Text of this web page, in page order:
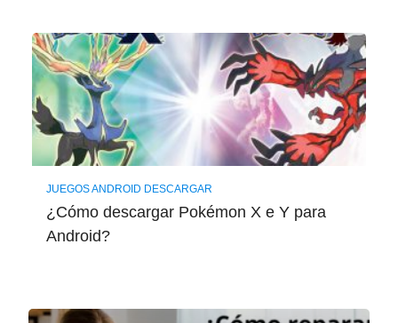
JUEGOS ANDROID DESCARGAR
¿Cómo descargar Pokémon X e Y para
Android?